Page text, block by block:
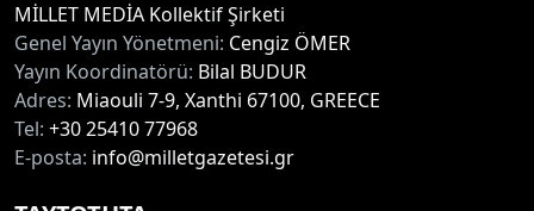
MİLLET MEDİA Kollektif Şirketi
Genel Yayın Yönetmeni: Cengiz ÖMER
Yayın Koordinatörü: Bilal BUDUR
Adres: Miaouli 7-9, Xanthi 67100, GREECE
Tel: +30 25410 77968
E-posta: info@milletgazetesi.gr